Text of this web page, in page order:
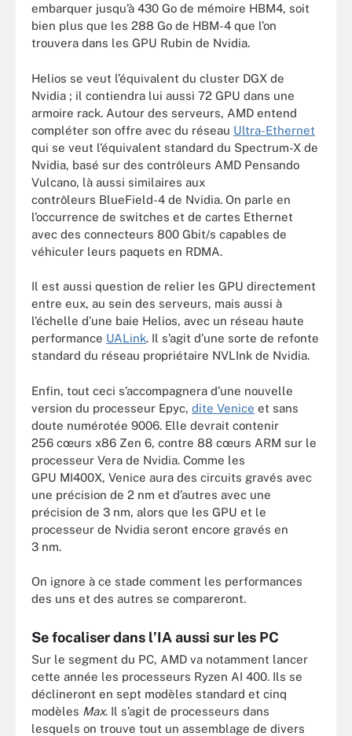
embarquer jusqu’à 430 Go de mémoire HBM4, soit
bien plus que les 288 Go de HBM-4 que l’on
trouvera dans les GPU Rubin de Nvidia.
Helios se veut l’équivalent du cluster DGX de
Nvidia ; il contiendra lui aussi 72 GPU dans une
armoire rack. Autour des serveurs, AMD entend
compléter son offre avec du réseau Ultra-Ethernet
qui se veut l’équivalent standard du Spectrum-X de
Nvidia, basé sur des contrôleurs AMD Pensando
Vulcano, là aussi similaires aux
contrôleurs BlueField-4 de Nvidia. On parle en
l’occurrence de switches et de cartes Ethernet
avec des connecteurs 800 Gbit/s capables de
véhiculer leurs paquets en RDMA.
Il est aussi question de relier les GPU directement
entre eux, au sein des serveurs, mais aussi à
l’échelle d’une baie Helios, avec un réseau haute
performance UALink. Il s’agit d’une sorte de refonte
standard du réseau propriétaire NVLInk de Nvidia.
Enfin, tout ceci s’accompagnera d’une nouvelle
version du processeur Epyc, dite Venice et sans
doute numérotée 9006. Elle devrait contenir
256 cœurs x86 Zen 6, contre 88 cœurs ARM sur le
processeur Vera de Nvidia. Comme les
GPU MI400X, Venice aura des circuits gravés avec
une précision de 2 nm et d’autres avec une
précision de 3 nm, alors que les GPU et le
processeur de Nvidia seront encore gravés en
3 nm.
On ignore à ce stade comment les performances
des uns et des autres se compareront.
Se focaliser dans l’IA aussi sur les PC
Sur le segment du PC, AMD va notamment lancer
cette année les processeurs Ryzen AI 400. Ils se
déclineront en sept modèles standard et cinq
modèles Max. Il s’agit de processeurs dans
lesquels on trouve tout un assemblage de divers